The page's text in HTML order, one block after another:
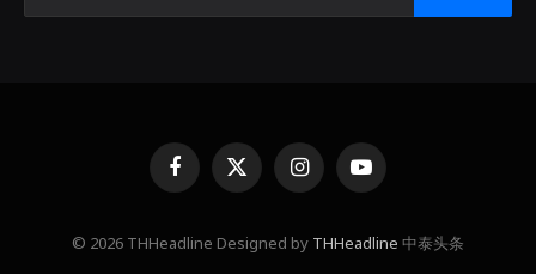
FacebookX
(Twitter)
InstagramYouTube
© 2026 THHeadline Designed by THHeadline 中泰头条